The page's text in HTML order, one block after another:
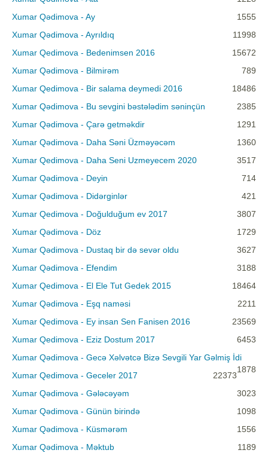
Xumar Qədimova - Ay
1555
Xumar Qədimova - Ayrıldıq
11998
Xumar Qedimova - Bedenimsen 2016
15672
Xumar Qədimova - Bilmirəm
789
Xumar Qedimova - Bir salama deymedi 2016
18486
Xumar Qədimova - Bu sevgini bəstələdim səninçün
2385
Xumar Qədimova - Çarə getməkdir
1291
Xumar Qədimova - Daha Səni Üzməyəcəm
1360
Xumar Qedimova - Daha Seni Uzmeyecem 2020
3517
Xumar Qədimova - Deyin
714
Xumar Qədimova - Didərginlər
421
Xumar Qedimova - Doğulduğum ev 2017
3807
Xumar Qədimova - Döz
1729
Xumar Qədimova - Dustaq bir də sevər oldu
3627
Xumar Qədimova - Efendim
3188
Xumar Qedimova - El Ele Tut Gedek 2015
18464
Xumar Qədimova - Eşq naməsi
2211
Xumar Qedimova - Ey insan Sen Fanisen 2016
23569
Xumar Qedimova - Eziz Dostum 2017
6453
Xumar Qədimova - Gecə Xəlvətcə Bizə Sevgili Yar Gəlmiş İdi
1878
Xumar Qedimova - Geceler 2017
22373
Xumar Qədimova - Gələcəyəm
3023
Xumar Qədimova - Günün birində
1098
Xumar Qədimova - Küsmərəm
1556
Xumar Qədimova - Məktub
1189